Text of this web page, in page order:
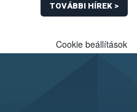
TOVÁBBI HÍREK >
Cookie beállítások